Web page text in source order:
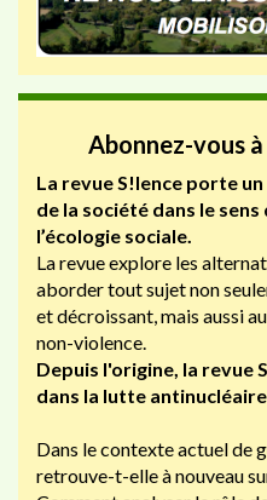
Abonnez-vous
La revue S!lence porte
de la société dans le
l’écologie sociale.
La revue explore les
aborder tout sujet non
et décroissant, mais aussi
non-violence.
Depuis l'origine, la revue
dans la lutte
Dans le contexte actuel de
retrouve-t-elle à nouveau